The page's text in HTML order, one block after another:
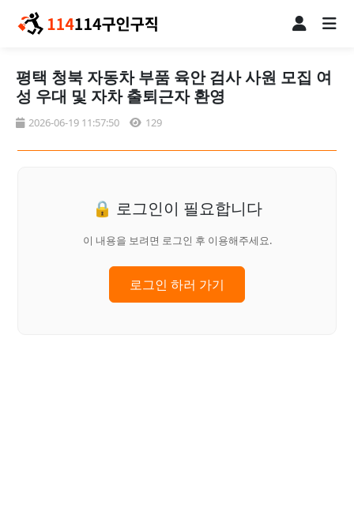
평택 청북 자동차 부품 육안 검사 사원 모집 여
성 우대 및 자차 출퇴근자 환영
2026-06-19 11:57:50 129
🔒 로그인이 필요합니다
이 내용을 보려면 로그인 후 이용해주세요.
로그인 하러 가기